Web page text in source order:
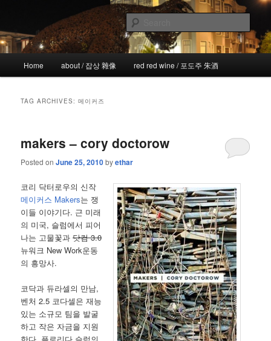
primary
content
secondary
content!wicked
the more I see the less I know
Home about / 잡상 雜像 red red wine / 포도주 朱酒
TAG ARCHIVES:메이커즈
makers – cory doctorow
Posted onJune 25, 2010byethar
코리 닥터로우의 신작
메이커스 Makers는 쟁
이들 이야기다. 근 미래
의 미국, 슬럼에서 피어
나는 고물꽃과닷컴 3.0
뉴워크 New Work운동
의 흥망사.
코닥과 듀라셀의 만남,
벤처 2.5 코다셀은 재능
있는 소규모 팀을 발굴
하고 작은 자금을 지원